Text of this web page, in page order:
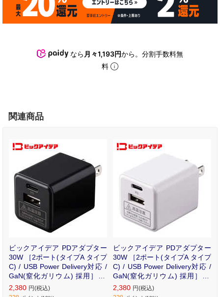
なら 月々1,193円から。分割手数料無
料
関連商品
ビックアイデア PDアダプター
30W ［2ポート(タイプA タイプ
C) / USB Power Delivery対応 /
GaN(窒化ガリウム) 採用］ ブ
ラック BIT-ACPD302AK
2,380 円(税込)
ビックアイデア PDアダプター
30W ［2ポート(タイプA タイプ
C) / USB Power Delivery対応 /
GaN(窒化ガリウム) 採用］ ホ
ワイト BIT-ACPD302AW
2,380 円(税込)